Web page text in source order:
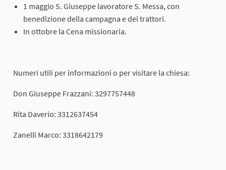
1 maggio S. Giuseppe lavoratore S. Messa, con
benedizione della campagna e dei trattori.
In ottobre la Cena missionaria.
Numeri utili per informazioni o per visitare la chiesa:
Don Giuseppe Frazzani: 3297757448
Rita Daverio: 3312637454
Zanelli Marco: 3318642179